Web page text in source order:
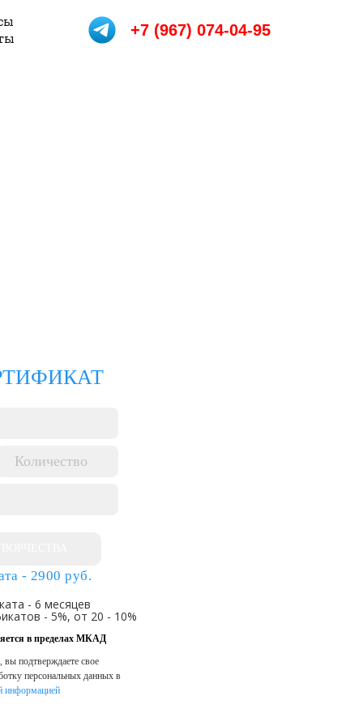
+7 (967) 074-04-95
- 2900 руб.
- 6 месяцев
- 5%, от 20 - 10%
в пределах МКАД
вы подтверждаете свое
персональных данных в
информацией